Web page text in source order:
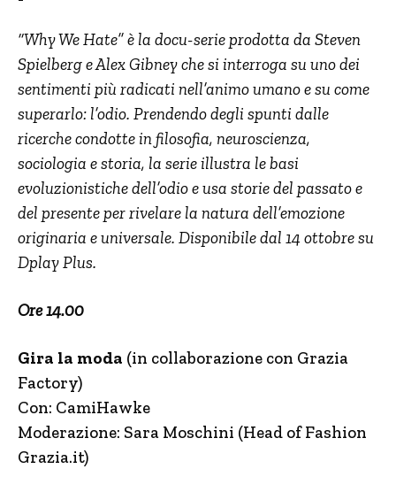
“Why We Hate” è la docu-serie prodotta da Steven
Spielberg e Alex Gibney che si interroga su uno dei
sentimenti più radicati nell’animo umano e su come
superarlo: l’odio. Prendendo degli spunti dalle
ricerche condotte in filosofia, neuroscienza,
sociologia e storia, la serie illustra le basi
evoluzionistiche dell’odio e usa storie del passato e
del presente per rivelare la natura dell’emozione
originaria e universale. Disponibile dal 14 ottobre su
Dplay Plus.
Ore 14.00
Gira la moda (in collaborazione con Grazia
Factory)
Con: CamiHawke
Moderazione: Sara Moschini (Head of Fashion
Grazia.it)